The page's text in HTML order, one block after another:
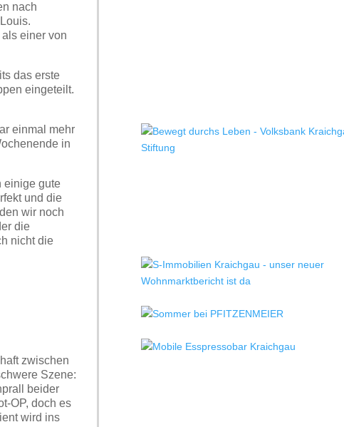
nach
einer von
das erste
eingeteilt.
einmal mehr
in
einige gute
und die
wir noch
die
nicht die
zwischen
Szene:
beider
OP, doch es
wird ins